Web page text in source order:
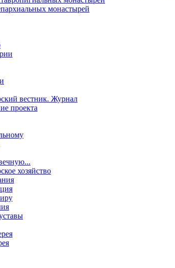
монастырей
вестник. Журнал
проекта
хозяйство